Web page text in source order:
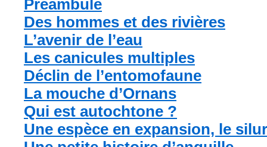
Préambule
Des hommes et des rivières
L’avenir de l’eau
Les canicules multiples
Déclin de l’entomofaune
La mouche d’Ornans
Qui est autochtone ?
Une espèce en expansion, le